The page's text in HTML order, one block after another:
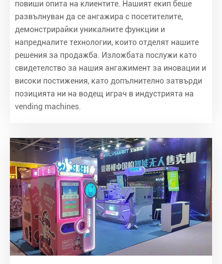
повиши опита на клиентите. Нашият екип беше
развълнуван да се ангажира с посетителите,
демонстрирайки уникалните функции и
напредналите технологии, които отделят нашите
решения за продажба. Изложбата послужи като
свидетелство за нашия ангажимент за иновации и
високи постижения, като допълнително затвърди
позицията ни на водещ играч в индустрията на
vending machines.